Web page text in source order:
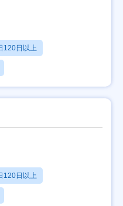
120日以上
120日以上